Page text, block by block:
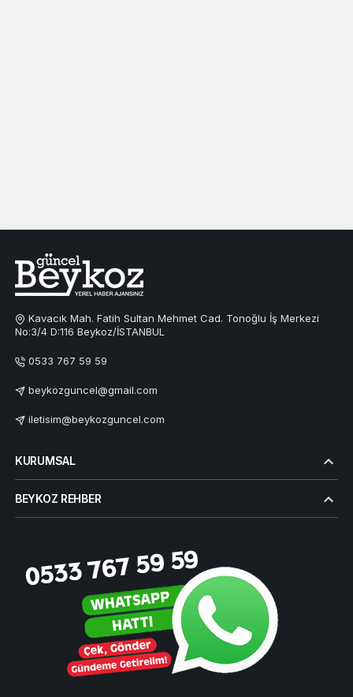
Kavacık Mah. Fatih Sultan Mehmet Cad. Tonoğlu İş Merkezi
No:3/4 D:116 Beykoz/İSTANBUL
0533 767 59 59
beykozguncel@gmail.com
iletisim@beykozguncel.com
KURUMSAL
BEYKOZ REHBER